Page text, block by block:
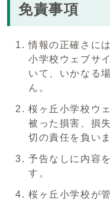
免責事項
情報の正確さに
小学校ウェブサ
いて、いかなる
ん。
桜ヶ丘小学校ウ
被った損害、損
切の責任を負い
予告なしに内容
す。
桜ヶ丘小学校が